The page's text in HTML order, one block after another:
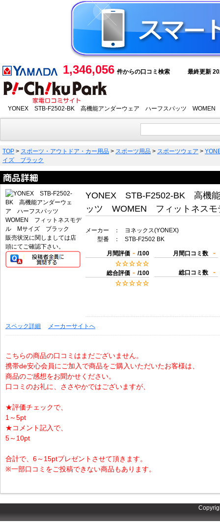
1,346,056 件からの口コミ検索 最終更新
YONEX STB-F2502-BK 高機能アンダーウェア ハーフスパッツ WOMEN
TOP > スポーツ・アウトドア・カー用品 > スポーツ用品 > スポーツウェア >
イズ ブラック
販売状況に関しましては店
頭にてご確認下さい。
YONEX STB-F2502-BK 高機
ッツ WOMEN フィットネス
メーカー ：
ヨネックス(YONEX)
型番
： STB-F2502 BK
月間評価 - /100
総合評価 - /100
月間口コミ数 -
総口コミ数 -
スペック詳細 メーカーサイトへ
こちらの商品の口コミはまだございません。
携帯de安心会員にご加入で商品をご購入いただいたお客様は、
商品のご感想をお聞かせください。
口コミのお礼に、ささやかではございますが、
★評価チェックで、
1～5pt
★コメント記入で、
5～10pt
合計で、6～15ptプレゼントさせて頂きます。
※一部口コミをご投稿できない商品もあります。